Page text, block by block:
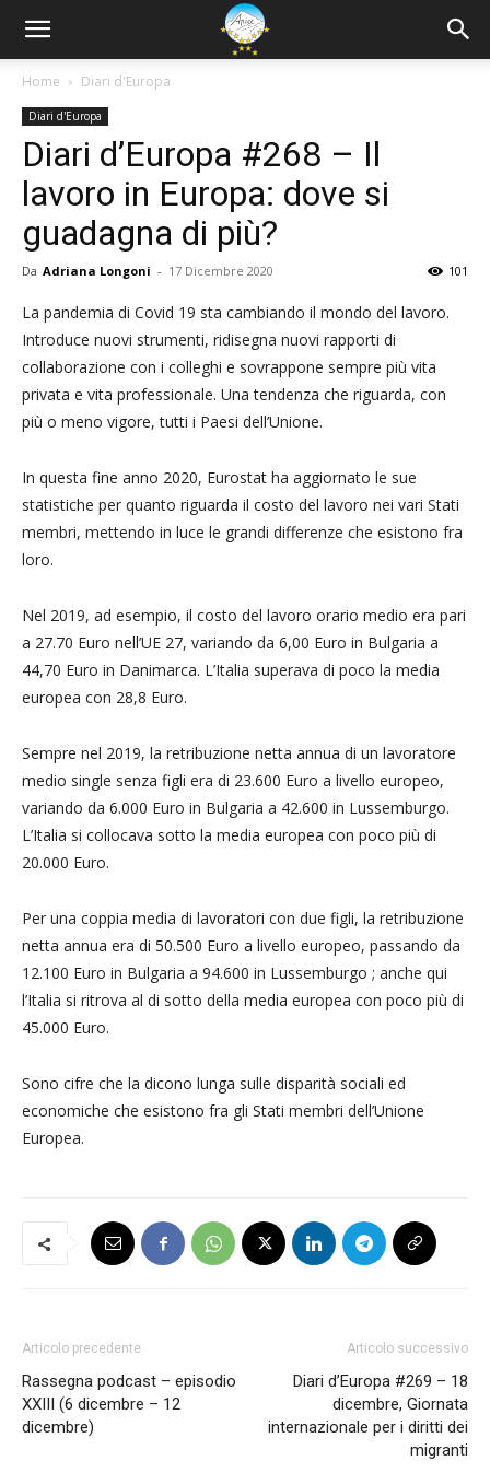
Home Diari d'Europa
Diari d'Europa
Diari d’Europa #268 – Il
lavoro in Europa: dove si
guadagna di più?
Da Adriana Longoni - 17 Dicembre 2020 101
La pandemia di Covid 19 sta cambiando il mondo del lavoro.
Introduce nuovi strumenti, ridisegna nuovi rapporti di
collaborazione con i colleghi e sovrappone sempre più vita
privata e vita professionale. Una tendenza che riguarda, con
più o meno vigore, tutti i Paesi dell’Unione.
In questa fine anno 2020, Eurostat ha aggiornato le sue
statistiche per quanto riguarda il costo del lavoro nei vari Stati
membri, mettendo in luce le grandi differenze che esistono fra
loro.
Nel 2019, ad esempio, il costo del lavoro orario medio era pari
a 27.70 Euro nell’UE 27, variando da 6,00 Euro in Bulgaria a
44,70 Euro in Danimarca. L’Italia superava di poco la media
europea con 28,8 Euro.
Sempre nel 2019, la retribuzione netta annua di un lavoratore
medio single senza figli era di 23.600 Euro a livello europeo,
variando da 6.000 Euro in Bulgaria a 42.600 in Lussemburgo.
L’Italia si collocava sotto la media europea con poco più di
20.000 Euro.
Per una coppia media di lavoratori con due figli, la retribuzione
netta annua era di 50.500 Euro a livello europeo, passando da
12.100 Euro in Bulgaria a 94.600 in Lussemburgo ; anche qui
l’Italia si ritrova al di sotto della media europea con poco più di
45.000 Euro.
Sono cifre che la dicono lunga sulle disparità sociali ed
economiche che esistono fra gli Stati membri dell’Unione
Europea.
Articolo precedente
Rassegna podcast – episodio
XXIII (6 dicembre – 12
dicembre)
Articolo successivo
Diari d’Europa #269 – 18
dicembre, Giornata
internazionale per i diritti dei
migranti